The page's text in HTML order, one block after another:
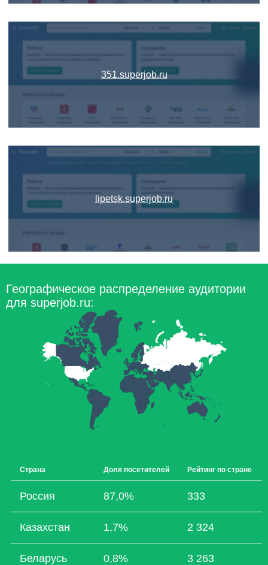
351.superjob.ru
lipetsk.superjob.ru
Географическое распределение аудитории
для superjob.ru:
Страна Доля посетителей Рейтинг по стране
Россия 87,0% 333
Казахстан 1,7% 2 324
Беларусь 0,8% 3 263